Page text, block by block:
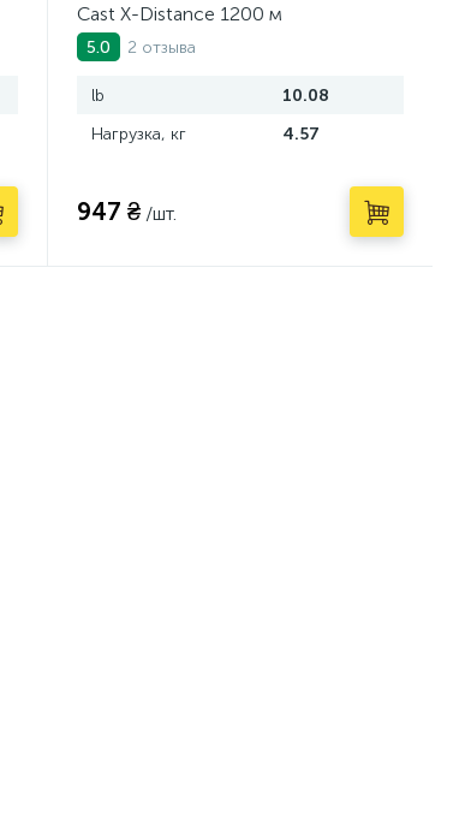
Cast X-Distance 1200 м
5.0 2 отзыва
lb
10.08
Нагрузка, кг
4.57
947 ₴ /шт.